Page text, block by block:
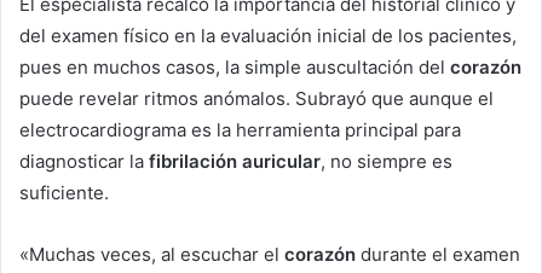
del examen físico en la evaluación inicial de los pacientes,
pues en muchos casos, la simple auscultación del corazón
puede revelar ritmos anómalos. Subrayó que aunque el
electrocardiograma es la herramienta principal para
diagnosticar la fibrilación auricular, no siempre es
suficiente.
«Muchas veces, al escuchar el corazón durante el examen